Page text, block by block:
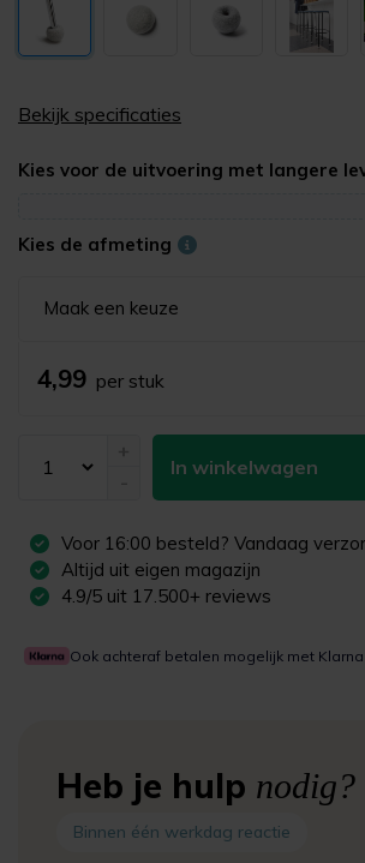
Bekijk specificaties
Kies voor de uitvoering met langere
Kies de afmeting
Maak een keuze
4,99 per stuk
In winkelwagen
Voor 16:00 besteld? Vandaag
Altijd uit eigen magazijn
4.9/5 uit 17.500+ reviews
Ook achteraf betalen mogelijk met Klarna
Heb je hulp nodig?
Binnen één werkdag reactie